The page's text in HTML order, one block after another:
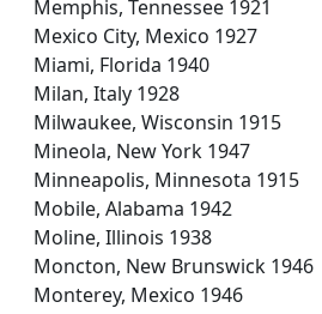
Memphis, Tennessee 1921
Mexico City, Mexico 1927
Miami, Florida 1940
Milan, Italy 1928
Milwaukee, Wisconsin 1915
Mineola, New York 1947
Minneapolis, Minnesota 1915
Mobile, Alabama 1942
Moline, Illinois 1938
Moncton, New Brunswick 1946
Monterey, Mexico 1946